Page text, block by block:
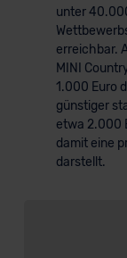
unter
erreichbar.
MINI
1.000 Euro
günstiger
etwa 2.000
damit eine
darstellt.